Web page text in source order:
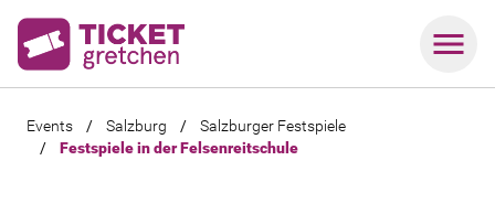
Events / Salzburg /
Salzburger Festspiele
/
Festspiele in der Felsenreitschule